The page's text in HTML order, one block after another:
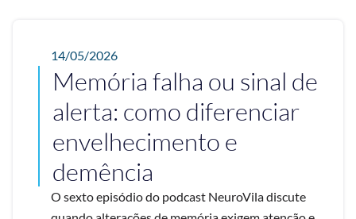
14/05/2026
Memória falha ou sinal de
alerta: como diferenciar
envelhecimento e
demência
O sexto episódio do podcast NeuroVila discute